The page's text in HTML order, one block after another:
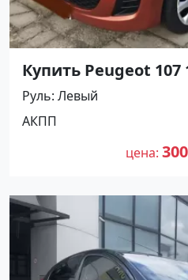
Купить Peugeot 107
л.с.) Бензин
Новотиторовская:
Хетчбэк 2011 года
рублей,
Авторынок23
Руль Левый
АКПП
цена